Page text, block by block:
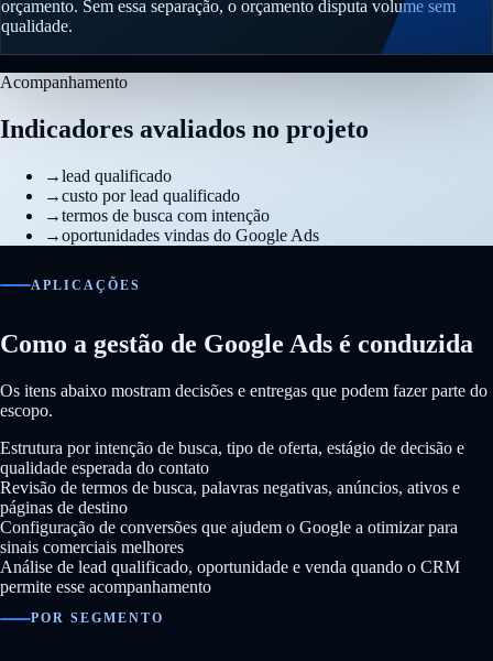
orçamento. Sem essa separação, o orçamento disputa volume sem
qualidade.
Acompanhamento
Indicadores avaliados no projeto
→lead qualificado
→custo por lead qualificado
→termos de busca com intenção
→oportunidades vindas do Google Ads
APLICAÇÕES
Como a gestão de Google Ads é conduzida
Os itens abaixo mostram decisões e entregas que podem fazer parte do
escopo.
Estrutura por intenção de busca, tipo de oferta, estágio de decisão e
qualidade esperada do contato
Revisão de termos de busca, palavras negativas, anúncios, ativos e
páginas de destino
Configuração de conversões que ajudem o Google a otimizar para
sinais comerciais melhores
Análise de lead qualificado, oportunidade e venda quando o CRM
permite esse acompanhamento
POR SEGMENTO